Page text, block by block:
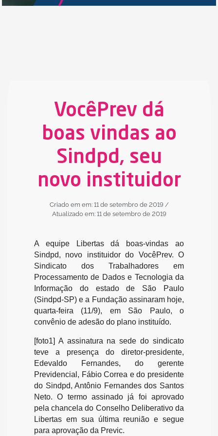
VocêPrev dá
boas vindas ao
Sindpd, seu
novo instituidor
Criado em em: 11 de setembro de 2019 /
Atualizado em: 11 de setembro de 2019
A equipe Libertas dá boas-vindas ao
Sindpd, novo instituidor do VocêPrev. O
Sindicato dos Trabalhadores em
Processamento de Dados e Tecnologia da
Informação do estado de São Paulo
(Sindpd-SP) e a Fundação assinaram hoje,
quarta-feira (11/9), em São Paulo, o
convênio de adesão do plano instituído.
[foto1] A assinatura na sede do sindicato
teve a presença do diretor-presidente,
Edevaldo Fernandes, do gerente
Previdencial, Fábio Correa e do presidente
do Sindpd, Antônio Fernandes dos Santos
Neto. O termo assinado já foi aprovado
pela chancela do Conselho Deliberativo da
Libertas em sua última reunião e segue
para aprovação da Previc.